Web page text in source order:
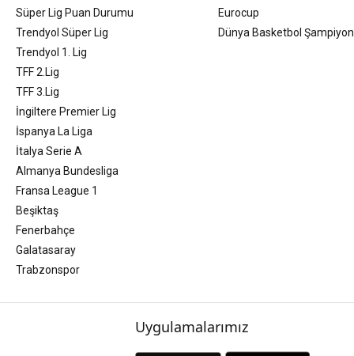
Süper Lig Puan Durumu
Trendyol Süper Lig
Trendyol 1. Lig
TFF 2.Lig
TFF 3.Lig
İngiltere Premier Lig
İspanya La Liga
İtalya Serie A
Almanya Bundesliga
Fransa League 1
Beşiktaş
Fenerbahçe
Galatasaray
Trabzonspor
Eurocup
Dünya Basketbol
Uygulamalarımız